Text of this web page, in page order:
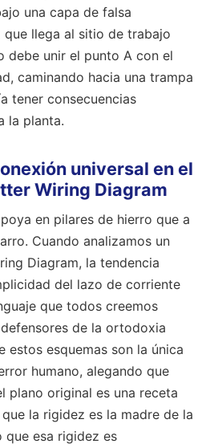
una capa de falsa
llega al sitio de trabajo
debe unir el punto A con el
caminando hacia una trampa
tener consecuencias
la planta.
universal en el
Wiring Diagram
en pilares de hierro que a
Cuando analizamos un
Diagram, la tendencia
del lazo de corriente
que todos creemos
de la ortodoxia
estos esquemas son la única
humano, alegando que
plano original es una receta
la rigidez es la madre de la
que esa rigidez es